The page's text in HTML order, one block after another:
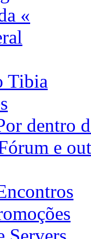
«
Tibia
dentro
e